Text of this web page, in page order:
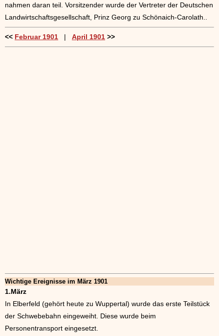
nahmen daran teil. Vorsitzender wurde der Vertreter der Deutschen
Landwirtschaftsgesellschaft, Prinz Georg zu Schönaich-Carolath..
<< Februar 1901 | April 1901 >>
Wichtige Ereignisse im März 1901
1.März
In Elberfeld (gehört heute zu Wuppertal) wurde das erste Teilstück
der Schwebebahn eingeweiht. Diese wurde beim
Personentransport eingesetzt.